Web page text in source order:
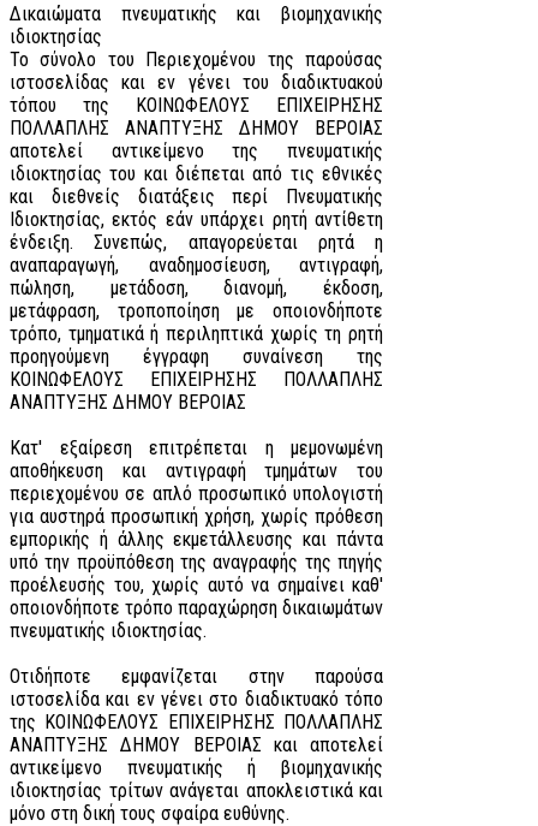
Δικαιώματα πνευματικής και βιομηχανικής
ιδιοκτησίας
Το σύνολο του Περιεχομένου της παρούσας
ιστοσελίδας και εν γένει του διαδικτυακού
τόπου της ΚΟΙΝΩΦΕΛΟΥΣ ΕΠΙΧΕΙΡΗΣΗΣ
ΠΟΛΛΑΠΛΗΣ ΑΝΑΠΤΥΞΗΣ ΔΗΜΟΥ ΒΕΡΟΙΑΣ
αποτελεί αντικείμενο της πνευματικής
ιδιοκτησίας του και διέπεται από τις εθνικές
και διεθνείς διατάξεις περί Πνευματικής
Ιδιοκτησίας, εκτός εάν υπάρχει ρητή αντίθετη
ένδειξη. Συνεπώς, απαγορεύεται ρητά η
αναπαραγωγή, αναδημοσίευση, αντιγραφή,
πώληση, μετάδοση, διανομή, έκδοση,
μετάφραση, τροποποίηση με οποιονδήποτε
τρόπο, τμηματικά ή περιληπτικά χωρίς τη ρητή
προηγούμενη έγγραφη συναίνεση της
ΚΟΙΝΩΦΕΛΟΥΣ ΕΠΙΧΕΙΡΗΣΗΣ ΠΟΛΛΑΠΛΗΣ
ΑΝΑΠΤΥΞΗΣ ΔΗΜΟΥ ΒΕΡΟΙΑΣ
Κατ' εξαίρεση επιτρέπεται η μεμονωμένη
αποθήκευση και αντιγραφή τμημάτων του
περιεχομένου σε απλό προσωπικό υπολογιστή
για αυστηρά προσωπική χρήση, χωρίς πρόθεση
εμπορικής ή άλλης εκμετάλλευσης και πάντα
υπό την προϋπόθεση της αναγραφής της πηγής
προέλευσής του, χωρίς αυτό να σημαίνει καθ'
οποιονδήποτε τρόπο παραχώρηση δικαιωμάτων
πνευματικής ιδιοκτησίας.
Οτιδήποτε εμφανίζεται στην παρούσα
ιστοσελίδα και εν γένει στο διαδικτυακό τόπο
της ΚΟΙΝΩΦΕΛΟΥΣ ΕΠΙΧΕΙΡΗΣΗΣ ΠΟΛΛΑΠΛΗΣ
ΑΝΑΠΤΥΞΗΣ ΔΗΜΟΥ ΒΕΡΟΙΑΣ και αποτελεί
αντικείμενο πνευματικής ή βιομηχανικής
ιδιοκτησίας τρίτων ανάγεται αποκλειστικά και
μόνο στη δική τους σφαίρα ευθύνης.